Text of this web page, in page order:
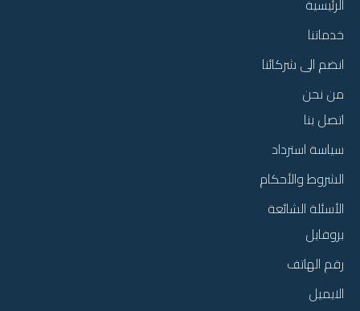
الرئيسية
خدماتنا
انضم الى شركائنا
من نحن
اتصل بنا
سياسة استرداد
الشروط والأحكام
الأسئلة الشائعة
بروفايل
رقم الهاتف
الايميل